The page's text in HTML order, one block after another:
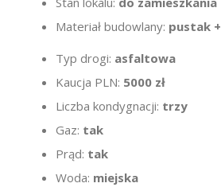
Materiał budowlany: pustak +
Typ drogi: asfaltowa
Kaucja PLN: 5000 zł
Liczba kondygnacji: trzy
Gaz: tak
Prąd: tak
Woda: miejska